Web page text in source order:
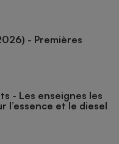
- Premières
- Les enseignes les
l’essence et le diesel